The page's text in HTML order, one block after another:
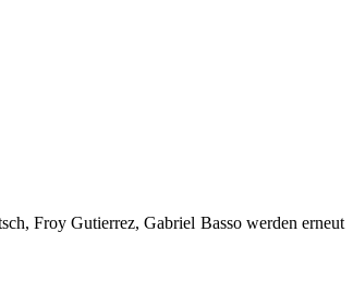
Froy Gutierrez, Gabriel Basso werden erneut